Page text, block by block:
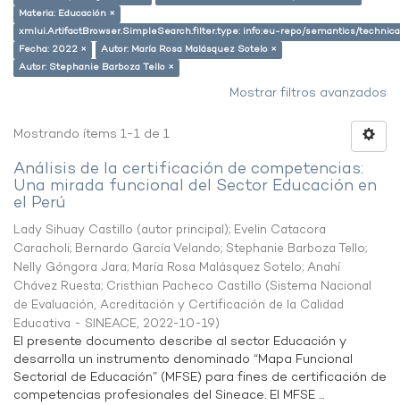
Materia: Educación ×
xmlui.ArtifactBrowser.SimpleSearch.filter.type: info:eu-repo/semantics/
Fecha: 2022 ×
Autor: María Rosa Malásquez Sotelo ×
Autor: Stephanie Barboza Tello ×
Mostrar filtros avanzados
Mostrando ítems 1-1 de 1
Análisis de la certificación de competencias:
Una mirada funcional del Sector Educación en
el Perú
Lady Sihuay Castillo (autor principal); Evelin Catacora
Caracholi; Bernardo García Velando; Stephanie Barboza Tello;
Nelly Góngora Jara; María Rosa Malásquez Sotelo; Anahí
Chávez Ruesta; Cristhian Pacheco Castillo (Sistema Nacional
de Evaluación, Acreditación y Certificación de la Calidad
Educativa - SINEACE, 2022-10-19)
El presente documento describe al sector Educación y
desarrolla un instrumento denominado “Mapa Funcional
Sectorial de Educación” (MFSE) para fines de certificación de
competencias profesionales del Sineace. El MFSE ...